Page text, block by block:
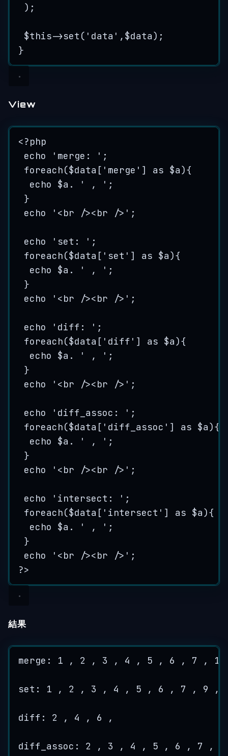
);
$this->set ( ' data ' , $data);
}
View
<?php
echo
' merge: ' ;
foreach($data [ ' merge ' ] as $a){
echo
$a . ' , ' ;
}
echo
' <br /><br /> ' ;
echo ' set: ' ;
foreach($data [ ' set ' ] as $a){
echo
$a . ' , ' ;
}
echo
' <br /><br /> ' ;
echo ' diff: ' ;
foreach($data [ ' diff ' ] as $a){
echo
$a . ' , ' ;
}
echo
' <br /><br /> ' ;
echo ' diff_assoc: ' ;
foreach($data [ ' diff_assoc ' ] as $a){
echo
$a . ' , ' ;
}
echo
' <br /><br /> ' ;
echo ' intersect: ' ;
foreach($data [ ' intersect ' ] as $a){
echo
$a . ' , ' ;
}
echo
' <br /><br /> ' ;
?>
結果
merge: 1 , 2 , 3 , 4 , 5 , 6 , 7 , 1
set: 1 , 2 , 3 , 4 , 5 , 6 , 7 , 9 ,
diff: 2 , 4 , 6 ,
diff_assoc: 2 , 3 , 4 , 5 , 6 , 7 ,